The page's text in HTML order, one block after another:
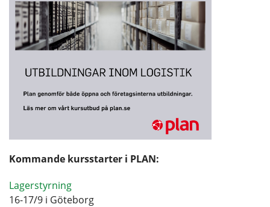
Kommande kursstarter i PLAN:
Lagerstyrning
16-17/9 i Göteborg